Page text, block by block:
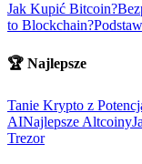
Jak Kupić Bitcoin?
to Blockchain?
🏆 Najlepsze
Tanie Krypto z
AINajlepsze Altcoiny
Trezor